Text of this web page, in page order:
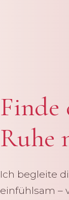
Finde
Ruhe
Ich begleite
einfühlsam –